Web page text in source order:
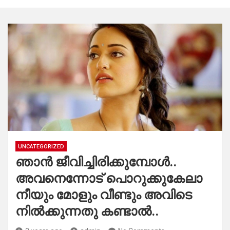
UNCATEGORIZED
ഞാൻ ജീവിച്ചിരിക്കുമ്പോൾ..
അവനെന്നോട് പൊറുക്കുകേലാ
നീയും മോളും വീണ്ടും അവിടെ
നിൽക്കുന്നതു കണ്ടാൽ..